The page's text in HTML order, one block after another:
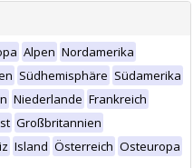
Alpen Nordamerika
Südhemisphäre Südamerika
Niederlande Frankreich
Großbritannien
Island Österreich Osteuropa